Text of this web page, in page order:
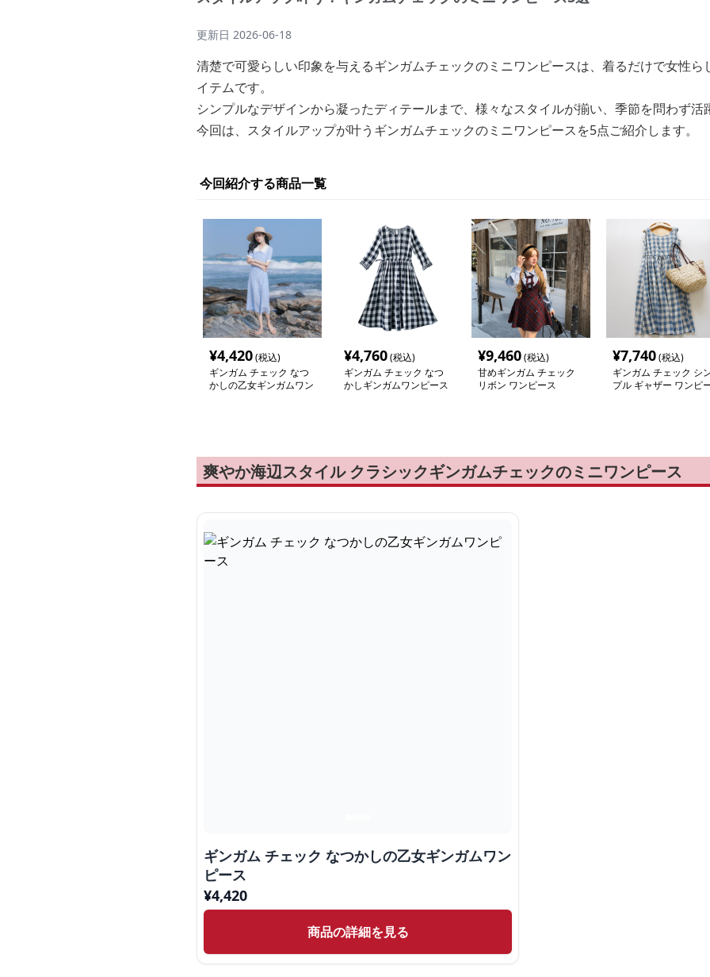
更新日 2026-06-18
清楚で可愛らしい印象を与えるギンガムチェックのミニワンピースは、着るだけで女性ら
イテムです。
シンプルなデザインから凝ったディテールまで、様々なスタイルが揃い、季節を問わず活
今回は、スタイルアップが叶うギンガムチェックのミニワンピースを5点ご紹介します。
今回紹介する商品一覧
¥4,420(税込)
ギンガム チェック なつ
かしの乙女ギンガムワン
¥4,760(税込)
ギンガム チェック なつ
かしギンガムワンピース
¥9,460(税込)
甘めギンガム チェック
リボン ワンピース
¥7,740(税込)
ギンガム チェック シ
プル ギャザー ワンピ
爽やか海辺スタイル クラシックギンガムチェックのミニワンピース
ギンガム チェック なつかしの乙女ギンガムワン
ピース
¥4,420
商品の詳細を見る